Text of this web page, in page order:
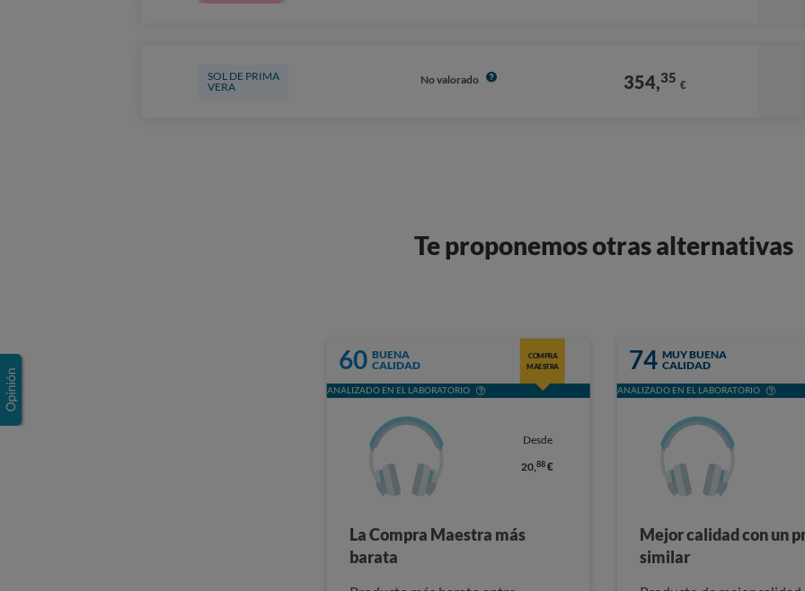
SOL DE PRIMA
VERA
No valorado 354,35 €
Te proponemos otras alternativas
60 BUENA
CALIDAD
COMPRA
MAESTRA
ANALIZADO EN EL LABORATORIO
Desde
20,88 €
La Compra Maestra más
barata
74 MUY BUENA
CALIDAD
ANALIZADO EN EL LABORATORIO
Mejor calidad con un
similar